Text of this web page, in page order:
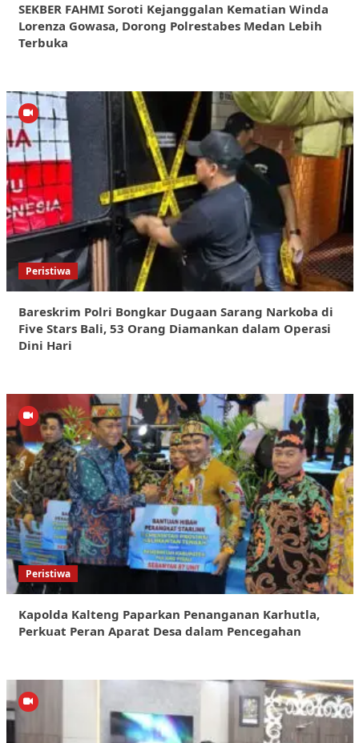
SEKBER FAHMI Soroti Kejanggalan Kematian Winda
Lorenza Gowasa, Dorong Polrestabes Medan Lebih
Terbuka
Peristiwa
Bareskrim Polri Bongkar Dugaan Sarang Narkoba di
Five Stars Bali, 53 Orang Diamankan dalam Operasi
Dini Hari
Peristiwa
Kapolda Kalteng Paparkan Penanganan Karhutla,
Perkuat Peran Aparat Desa dalam Pencegahan